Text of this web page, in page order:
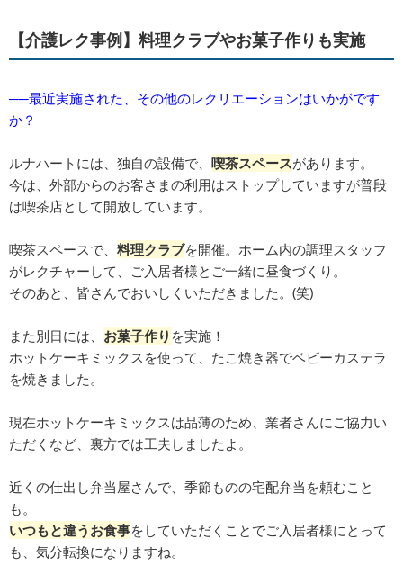
【介護レク事例】料理クラブやお菓子作りも実施
──最近実施された、その他のレクリエーションはいかがです
か？
ルナハートには、独自の設備で、 喫茶スペースがあります。
今は、外部からのお客さまの利用はストップしていますが普段
は喫茶店として開放しています。
喫茶スペースで、 料理クラブを開催。ホーム内の調理スタッフ
がレクチャーして、ご入居者様とご一緒に昼食づくり。
そのあと、皆さんでおいしくいただきました。(笑)
また別日には、 お菓子作り を実施！
ホットケーキミックスを使って、たこ焼き器でベビーカステラ
を焼きました。
現在ホットケーキミックスは品薄のため、業者さんにご協力い
ただくなど、裏方では工夫しましたよ。
近くの仕出し弁当屋さんで、季節ものの宅配弁当を頼むこと
も。
いつもと違うお食事をしていただくことでご入居者様にとって
も、気分転換になりますね。